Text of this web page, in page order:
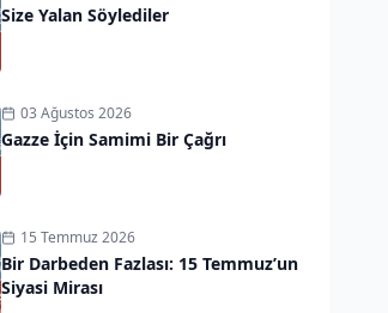
Size Yalan Söylediler
03 Ağustos 2026
Gazze İçin Samimi Bir Çağrı
15 Temmuz 2026
Bir Darbeden Fazlası: 15 Temmuz’un
Siyasi Mirası